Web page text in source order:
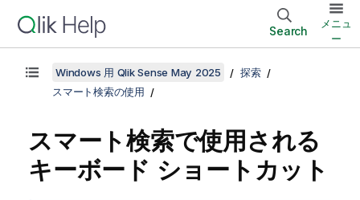
Search
メニュ
ー
Windows 用 Qlik Sense May 2025
探索
スマート検索の使用
スマート検索で使用される
キーボード ショートカット